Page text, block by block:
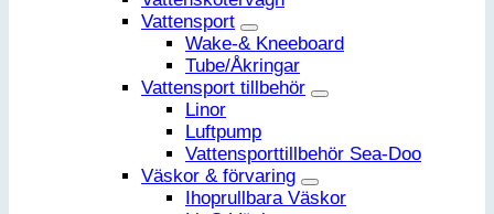
Vattensport
Wake-& Kneeboard
Tube/Åkringar
Vattensport tillbehör
Linor
Luftpump
Vattensporttillbehör Sea-Doo
Väskor & förvaring
Ihoprullbara Väskor